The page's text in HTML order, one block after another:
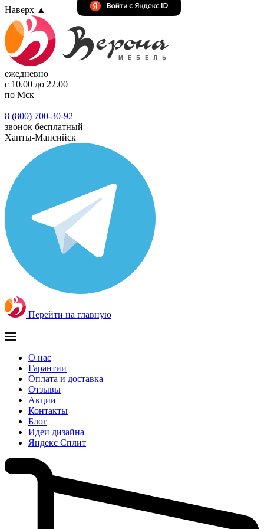
Наверх ▲
ежедневно
с 10.00 до 22.00
по Мск
8 (800) 700-30-92
звонок бесплатный
Ханты-Мансийск
Перейти на главную
О нас
Гарантии
Оплата и доставка
Отзывы
Акции
Контакты
Блог
Идеи дизайна
Яндекс Сплит